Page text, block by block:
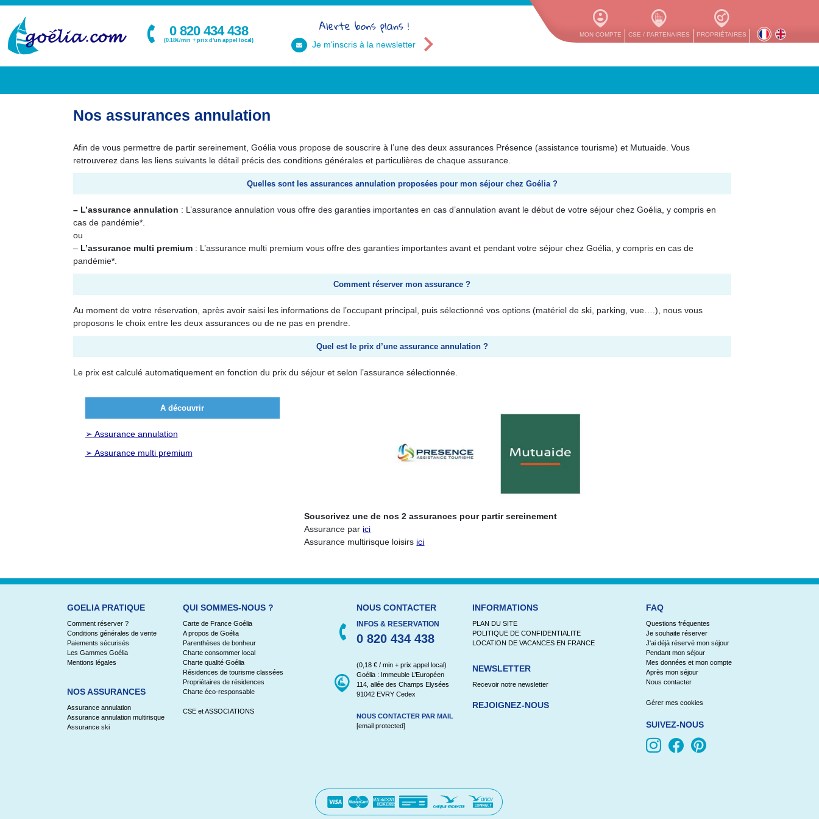
MON COMPTE CSE / PARTENAIRES PROPRIÉTAIRES
0 820 434 438
(0.18€/min + prix d'un appel local)
Alerte bons plans !
Je m'inscris à la newsletter
Nos assurances annulation
Afin de vous permettre de partir sereinement, Goélia vous propose de souscrire à l’une des deux assurances Présence (assistance tourisme) et Mutuaide. Vous
retrouverez dans les liens suivants le détail précis des conditions générales et particulières de chaque assurance.
Quelles sont les assurances annulation proposées pour mon séjour chez Goélia ?
– L’assurance annulation : L’assurance annulation vous offre des garanties importantes en cas d’annulation avant le début de votre séjour chez Goélia, y compris en
cas de pandémie*.
ou
– L’assurance multi premium : L’assurance multi premium vous offre des garanties importantes avant et pendant votre séjour chez Goélia, y compris en cas de
pandémie*.
Comment réserver mon assurance ?
Au moment de votre réservation, après avoir saisi les informations de l’occupant principal, puis sélectionné vos options (matériel de ski, parking, vue….), nous vous
proposons le choix entre les deux assurances ou de ne pas en prendre.
Quel est le prix d’une assurance annulation ?
Le prix est calculé automatiquement en fonction du prix du séjour et selon l’assurance sélectionnée.
A découvrir
➢ Assurance annulation
➢ Assurance multi premium
Souscrivez une de nos 2 assurances pour partir sereinement
Assurance par ici
Assurance multirisque loisirs ici
GOELIA PRATIQUE
Comment réserver ?
Conditions générales de vente
Paiements sécurisés
Les Gammes Goélia
Mentions légales
NOS ASSURANCES
Assurance annulation
Assurance annulation multirisque
Assurance ski
QUI SOMMES-NOUS ?
Carte de France Goélia
A propos de Goélia
Parenthèses de bonheur
Charte consommer local
Charte qualité Goélia
Résidences de tourisme classées
Propriétaires de résidences
Charte éco-responsable
CSE et ASSOCIATIONS
NOUS CONTACTER
INFOS & RESERVATION
0 820 434 438
(0,18 € / min + prix appel local)
Goélia : Immeuble L’Européen
114, allée des Champs Elysées
91042 EVRY Cedex
NOUS CONTACTER PAR MAIL
[email protected]
INFORMATIONS
PLAN DU SITE
POLITIQUE DE CONFIDENTIALITE
LOCATION DE VACANCES EN FRANCE
NEWSLETTER
Recevoir notre newsletter
REJOIGNEZ-NOUS
FAQ
Questions fréquentes
Je souhaite réserver
J'ai déjà réservé mon séjour
Pendant mon séjour
Mes données et mon compte
Après mon séjour
Nous contacter
Gérer mes cookies
SUIVEZ-NOUS